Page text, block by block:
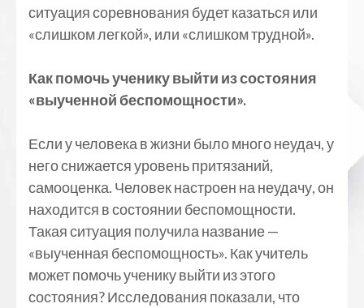
ситуация соревнования будет казаться или
«слишком легкой», или «слишком трудной».
Как помочь ученику выйти из состояния
«выученной беспомощности».
Если у человека в жизни было много неудач, у
него снижается уровень притязаний,
самооценка. Человек настроен на неудачу, он
находится в состоянии беспомощности.
Такая ситуация получила название —
«выученная беспомощность». Как учитель
может помочь ученику выйти из этого
состояния? Исследования показали, что